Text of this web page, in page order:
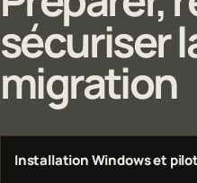
sécuriser
migration
Installation Windows et